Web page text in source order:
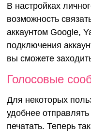
В настройках
возможность
аккаунтом Google,
подключения
вы сможете
Голосовые
Для некоторых
удобнее
печатать. Теперь